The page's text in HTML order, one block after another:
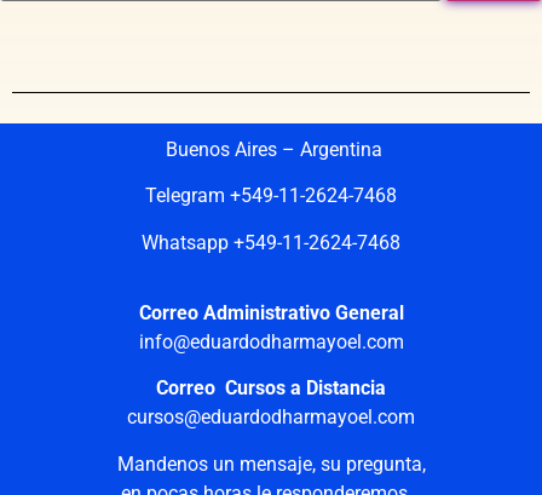
Buenos Aires – Argentina
Telegram +549-11-2624-7468
Whatsapp +549-11-2624-7468
Correo Administrativo General
info@eduardodharmayoel.com
Correo Cursos a Distancia
cursos@eduardodharmayoel.com
Mandenos un mensaje, su pregunta,